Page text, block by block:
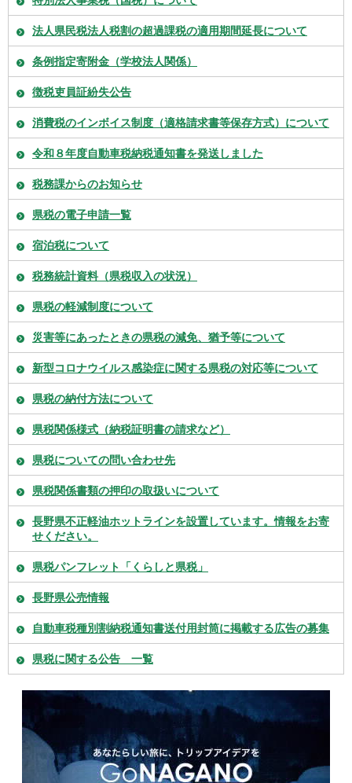
法人県民税法人税割の超過課税の適用期間延長について
条例指定寄附金（学校法人関係）
徴税吏員証紛失公告
消費税のインボイス制度（適格請求書等保存方式）について
令和８年度自動車税納税通知書を発送しました
税務課からのお知らせ
県税の電子申請一覧
宿泊税について
税務統計資料（県税収入の状況）
県税の軽減制度について
災害等にあったときの県税の減免、猶予等について
新型コロナウイルス感染症に関する県税の対応等について
県税の納付方法について
県税関係様式（納税証明書の請求など）
県税についての問い合わせ先
県税関係書類の押印の取扱いについて
長野県不正軽油ホットラインを設置しています。情報をお寄
せください。
県税パンフレット「くらしと県税」
長野県公売情報
自動車税種別割納税通知書送付用封筒に掲載する広告の募集
県税に関する公告 一覧